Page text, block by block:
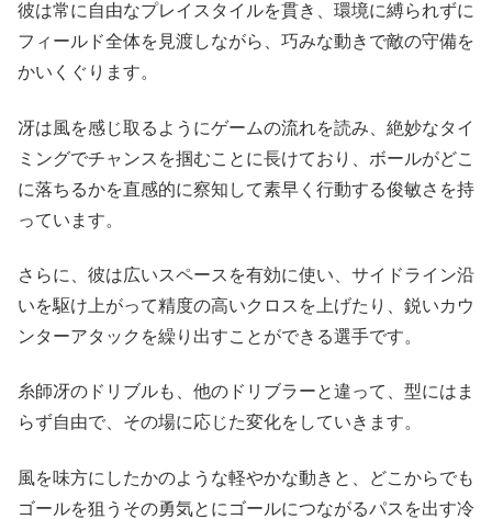
彼は常に自由なプレイスタイルを貫き、環境に縛られずに
フィールド全体を見渡しながら、巧みな動きで敵の守備を
かいくぐります。
冴は風を感じ取るようにゲームの流れを読み、絶妙なタイ
ミングでチャンスを掴むことに長けており、ボールがどこ
に落ちるかを直感的に察知して素早く行動する俊敏さを持
っています。
さらに、彼は広いスペースを有効に使い、サイドライン沿
いを駆け上がって精度の高いクロスを上げたり、鋭いカウ
ンターアタックを繰り出すことができる選手です。
糸師冴のドリブルも、他のドリブラーと違って、型にはま
らず自由で、その場に応じた変化をしていきます。
風を味方にしたかのような軽やかな動きと、どこからでも
ゴールを狙うその勇気とにゴールにつながるパスを出す冷